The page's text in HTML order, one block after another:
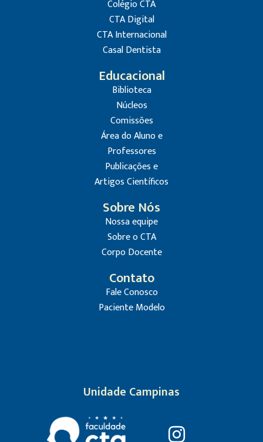
Colégio CTA
CTA Digital
CTA Internacional
Casal Dentista
Educacional
Biblioteca
Núcleos
Comissões
Área do Aluno e
Professores
Publicações e
Artigos Científicos
Sobre Nós
Nossa equipe
Sobre o CTA
Corpo Docente
Contato
Fale Conosco
Paciente Modelo
Unidade Campinas